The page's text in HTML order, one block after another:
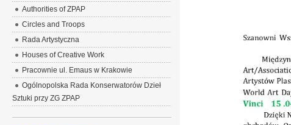
Authorities of ZPAP
Circles and Troops
Rada Artystyczna
Houses of Creative Work
Pracownie ul. Emaus w Krakowie
Ogólnopolska Rada Konserwatorów Dzieł
Sztuki przy ZG ZPAP